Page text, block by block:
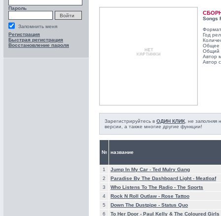
Пароль
Запомнить меня
Регистрация
Быстрая регистрация
Восстановление пароля
Songs
Год
Общее
Общий
Автор
Автор
Зарегистрируйтесь в ОДИН КЛИК , не
версии, а также многие другие функции!
№ название
1 Jump In My Car - Ted Mulry Gang
2
Paradise By The Dashboard Light - Meatloaf
3
Who Listens To The Radio - The Sports
4
Rock N Roll Outlaw - Rose Tattoo
5
Down The Dustpipe - Status Quo
6
To Her Door - Paul Kelly & The Coloured Girls